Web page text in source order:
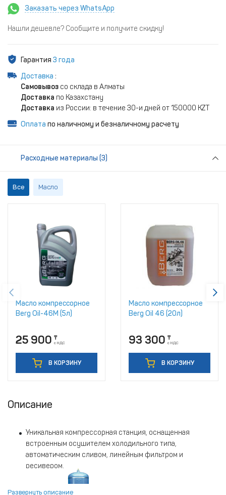
Заказать через WhatsApp
Нашли дешевле? Сообщите и получите скидку!
Гарантия 3 года
Доставка :
Самовывоз со склада в Алматы
Доставка по Казахстану
Доставка из России: в течение 30-и дней от 150000 KZT
Оплата по наличному и безналичному расчету
Расходные материалы (3)
Все Масло
Масло компрессорное
Berg Oil-46M (5л)
25 900 ₸
с НДС
В КОРЗИНУ
Масло компрессорное
Berg Oil 46 (20л)
93 300 ₸
с НДС
В КОРЗИНУ
Описание
Уникальная компрессорная станция, оснащенная
встроенным осушителем холодильного типа,
автоматическим сливом, линейным фильтром и
ресивером.
Высокопроизводительные компрессорные головки
обладают прочностью и надежностью.
Развернуть описание